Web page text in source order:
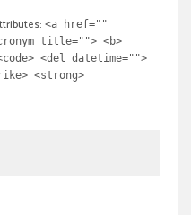
<a href=""
title=""> <b>
<del datetime="">
<strong>